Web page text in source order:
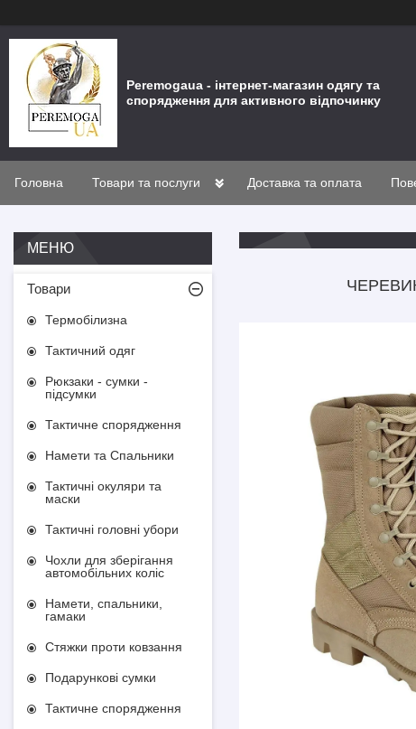
Peremogaua - інтернет-магазин одягу та
спорядження для активного відпочинку
Головна Товари та послуги Доставка та оплата
Товари
Термобілизна
Тактичний одяг
Рюкзаки - сумки -
підсумки
Тактичне спорядження
Намети та Спальники
Тактичні окуляри та
маски
Тактичні головні убори
Чохли для зберігання
автомобільних коліс
Намети, спальники,
гамаки
Стяжки проти ковзання
Подарункові сумки
Тактичне спорядження